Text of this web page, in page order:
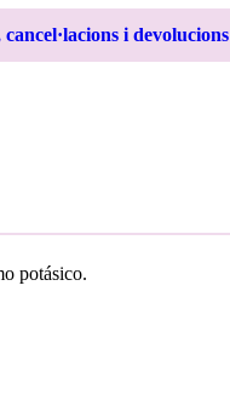
i devolucions
potásico.